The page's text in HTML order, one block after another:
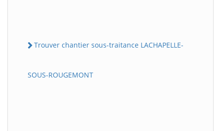
Trouver chantier sous-traitance LACHAPELLE-
SOUS-ROUGEMONT